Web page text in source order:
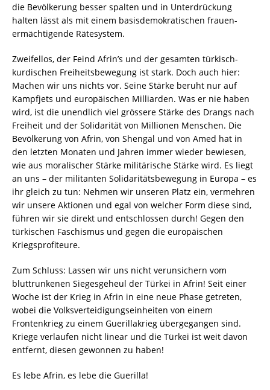
die Bevölkerung besser spalten und in Unterdrückung
halten lässt als mit einem basisdemokratischen frauen-
ermächtigende Rätesystem.
Zweifellos, der Feind Afrin’s und der gesamten türkisch-
kurdischen Freiheitsbewegung ist stark. Doch auch hier:
Machen wir uns nichts vor. Seine Stärke beruht nur auf
Kampfjets und europäischen Milliarden. Was er nie haben
wird, ist die unendlich viel grössere Stärke des Drangs nach
Freiheit und der Solidarität von Millionen Menschen. Die
Bevölkerung von Afrin, von Shengal und von Amed hat in
den letzten Monaten und Jahren immer wieder bewiesen,
wie aus moralischer Stärke militärische Stärke wird. Es liegt
an uns – der militanten Solidaritätsbewegung in Europa – es
ihr gleich zu tun: Nehmen wir unseren Platz ein, vermehren
wir unsere Aktionen und egal von welcher Form diese sind,
führen wir sie direkt und entschlossen durch! Gegen den
türkischen Faschismus und gegen die europäischen
Kriegsprofiteure.
Zum Schluss: Lassen wir uns nicht verunsichern vom
bluttrunkenen Siegesgeheul der Türkei in Afrin! Seit einer
Woche ist der Krieg in Afrin in eine neue Phase getreten,
wobei die Volksverteidigungseinheiten von einem
Frontenkrieg zu einem Guerillakrieg übergegangen sind.
Kriege verlaufen nicht linear und die Türkei ist weit davon
entfernt, diesen gewonnen zu haben!
Es lebe Afrin, es lebe die Guerilla!